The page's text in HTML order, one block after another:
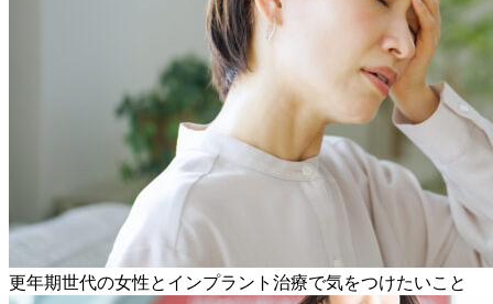
更年期世代の女性とインプラント治療で気をつけたいこと